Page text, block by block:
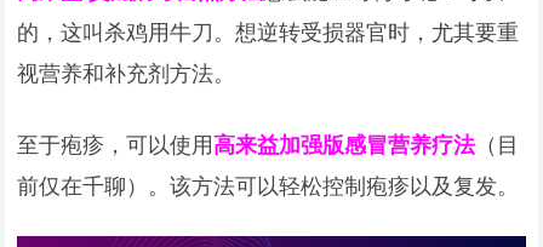
的，这叫杀鸡用牛刀。想逆转受损器官时，尤其要重
视营养和补充剂方法。
至于疱疹，可以使用高来益加强版感冒营养疗法（目
前仅在千聊）。该方法可以轻松控制疱疹以及复发。